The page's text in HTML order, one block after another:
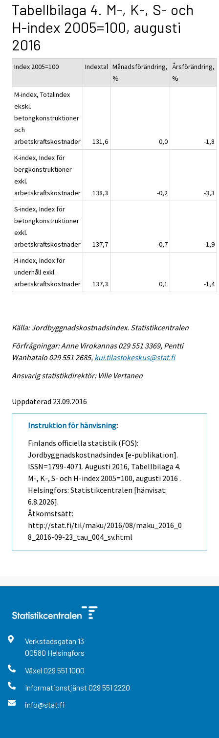
Tabellbilaga 4. M-, K-, S- och
H-index 2005=100, augusti
2016
Index 2005=100 Indextal Månadsförändring,
%
Årsförändring,
%
M-index, Totalindex
ekskl.
betongkonstruktioner
och
arbetskraftskostnader
131,6 0,0
-1,8
K-index, Index för
bergkonstruktioner
exkl.
arbetskraftskostnader
138,3 -0,2
-3,3
S-index, Index för
betongkonstruktioner
exkl.
arbetskraftskostnader
137,7 -0,7
-1,9
H-index, Index för
underhåll exkl.
arbetskraftskostnader
137,3 0,1 -1,4
Källa: Jordbyggnadskostnadsindex. Statistikcentralen
Förfrågningar: Anne Virokannas 029 551 3369, Pentti
Wanhatalo 029 551 2685, kui.tilastokeskus@stat.fi
Ansvarig statistikdirektör: Ville Vertanen
Uppdaterad 23.09.2016
Instruktion för hänvisning:
Finlands officiella statistik (FOS):
Jordbyggnadskostnadsindex [e-publikation].
ISSN=1799-4071. Augusti 2016, Tabellbilaga 4.
M-, K-, S- och H-index 2005=100, augusti 2016 .
Helsingfors: Statistikcentralen [hänvisat:
6.8.2026].
Åtkomstsätt:
http://stat.fi/til/maku/2016/08/maku_2016_0
8_2016-09-23_tau_004_sv.html
Verkstadsgatan 13
00580 Helsingfors
Växel 029 551 1000
Informationstjänst 029 551 2220
info@stat.fi